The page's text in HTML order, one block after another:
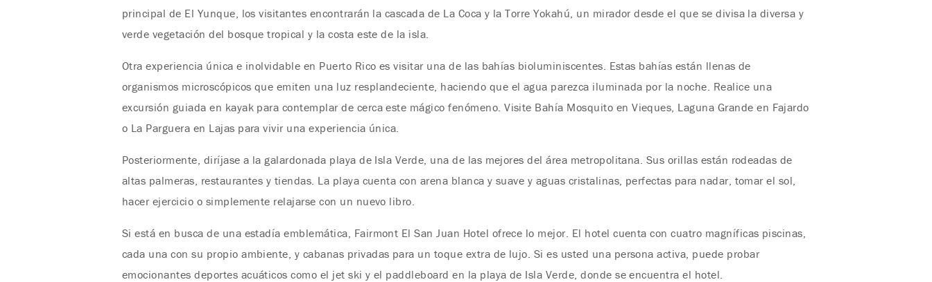
principal de El Yunque, los visitantes encontrarán la cascada de La Coca y la Torre Yokahú, un mirador desde el que se divisa la diversa y
verde vegetación del bosque tropical y la costa este de la isla.
Otra experiencia única e inolvidable en Puerto Rico es visitar una de las bahías bioluminiscentes. Estas bahías están llenas de
organismos microscópicos que emiten una luz resplandeciente, haciendo que el agua parezca iluminada por la noche. Realice una
excursión guiada en kayak para contemplar de cerca este mágico fenómeno. Visite Bahía Mosquito en Vieques, Laguna Grande en Fajardo
o La Parguera en Lajas para vivir una experiencia única.
Posteriormente, diríjase a la galardonada playa de Isla Verde, una de las mejores del área metropolitana. Sus orillas están rodeadas de
altas palmeras, restaurantes y tiendas. La playa cuenta con arena blanca y suave y aguas cristalinas, perfectas para nadar, tomar el sol,
hacer ejercicio o simplemente relajarse con un nuevo libro.
Si está en busca de una estadía emblemática, Fairmont El San Juan Hotel ofrece lo mejor. El hotel cuenta con cuatro magníficas piscinas,
cada una con su propio ambiente, y cabanas privadas para un toque extra de lujo. Si es usted una persona activa, puede probar
emocionantes deportes acuáticos como el jet ski y el paddleboard en la playa de Isla Verde, donde se encuentra el hotel.